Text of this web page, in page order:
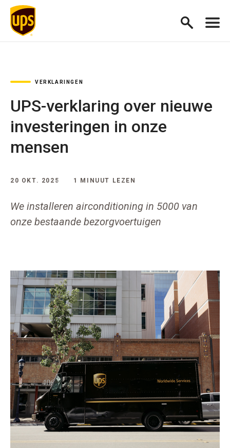
VERKLARINGEN
UPS-verklaring over nieuwe
investeringen in onze
mensen
20 OKT. 2025 1 MINUUT LEZEN
We installeren airconditioning in 5000 van
onze bestaande bezorgvoertuigen